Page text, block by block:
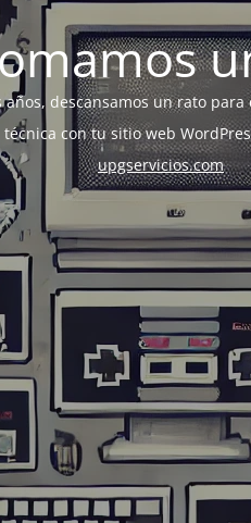
años, descansamos un rato
con tu sitio web
upgservicios.com